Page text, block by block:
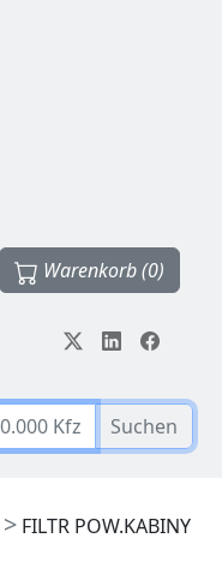
Warenkorb (0)
Suchen
> FILTR POW.KABINY